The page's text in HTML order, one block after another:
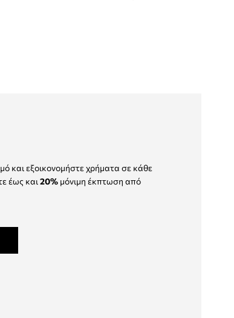
και εξοικονομήστε χρήματα σε κάθε
έως και 20%μόνιμη έκπτωση από